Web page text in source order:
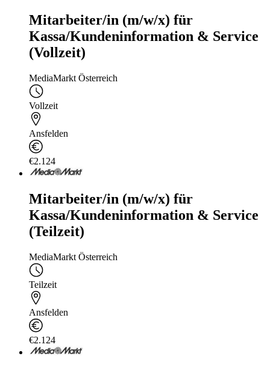
Mitarbeiter/in (m/w/x) für
Kassa/Kundeninformation & Service
(Vollzeit)
MediaMarkt Österreich
Vollzeit
Ansfelden
€2.124
Mitarbeiter/in (m/w/x) für
Kassa/Kundeninformation & Service
(Teilzeit)
MediaMarkt Österreich
Teilzeit
Ansfelden
€2.124